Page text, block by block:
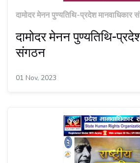
दामोदर मेनन पुण्यतिथि-प्रदेश मानवाधिकार
दामोदर मेनन पुण्यतिथि-
संगठन
01 Nov, 2023